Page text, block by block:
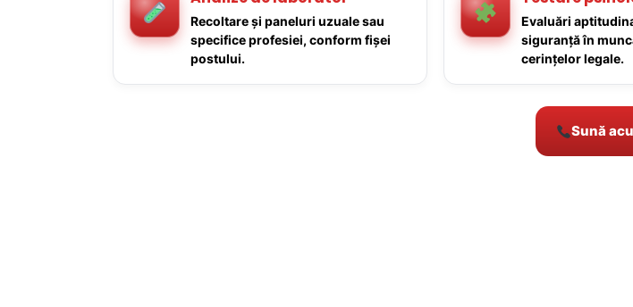
Recoltare și paneluri uzuale sau
specifice profesiei, conform fișei
postului.
Evaluări
siguranță în
cerințelor legale.
Sună